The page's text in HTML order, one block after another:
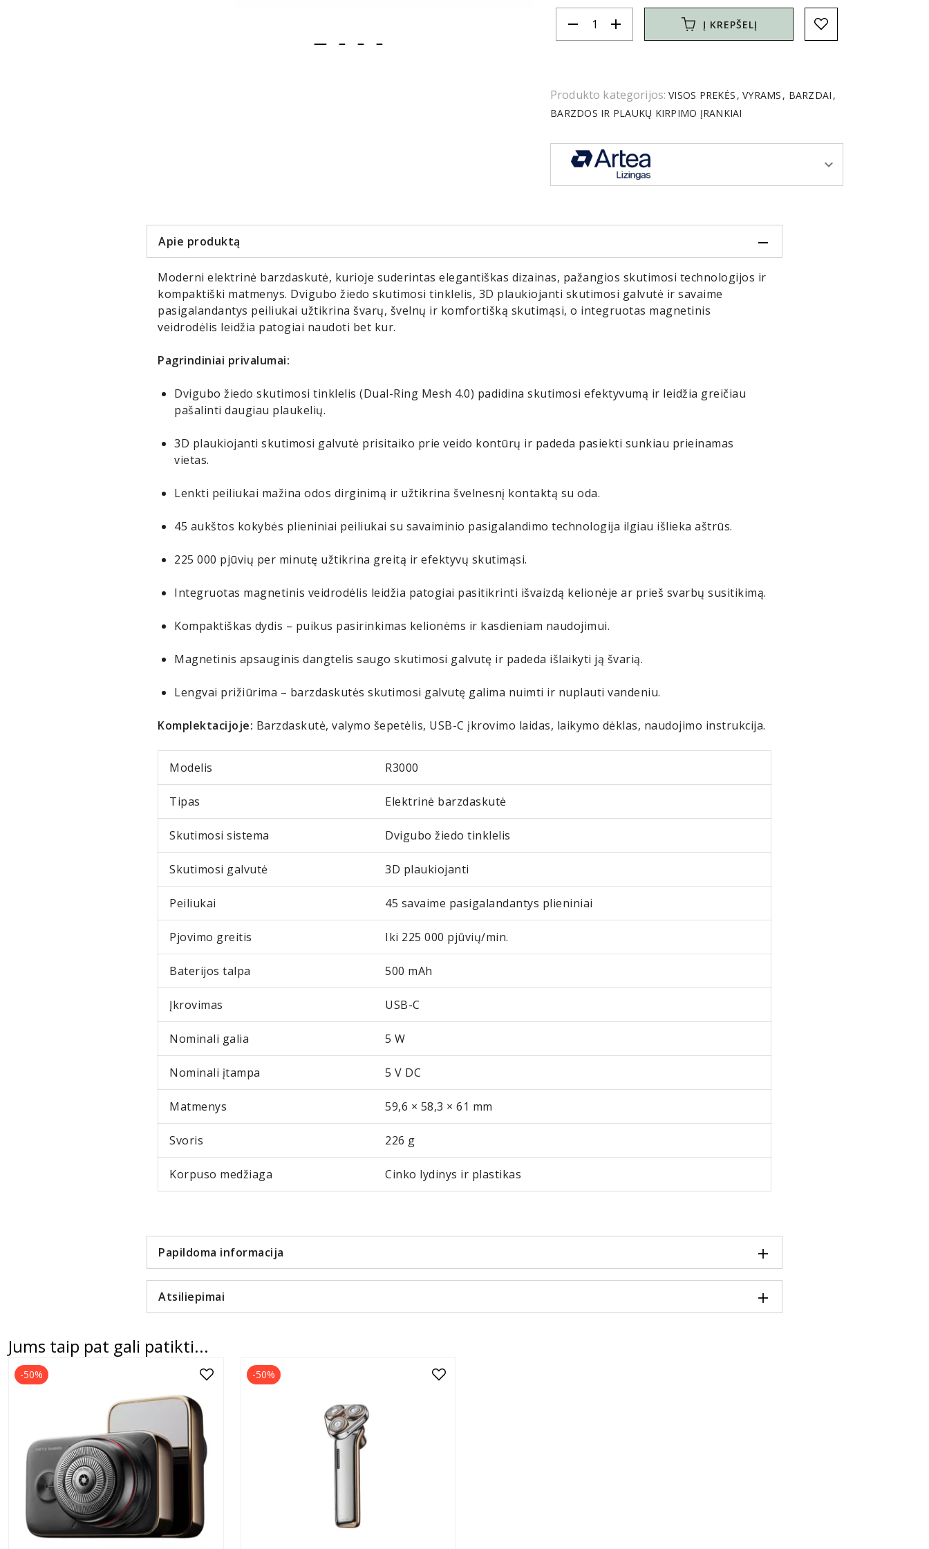
Produkto kategorijos: VISOS PREKĖS VYRAMS BARZDAI
BARZDOS IR PLAUKŲ KIRPIMO ĮRANKIAI
remove add Į KREPŠELĮ
Apie produktą
Moderni elektrinė barzdaskutė, kurioje suderintas elegantiškas dizainas, pažangios skutimosi technologijos ir
kompaktiški matmenys. Dvigubo žiedo skutimosi tinklelis, 3D plaukiojanti skutimosi galvutė ir savaime
pasigalandantys peiliukai užtikrina švarų, švelnų ir komfortišką skutimąsi, o integruotas magnetinis
veidrodėlis leidžia patogiai naudoti bet kur.
Pagrindiniai privalumai:
Dvigubo žiedo skutimosi tinklelis (Dual-Ring Mesh 4.0) padidina skutimosi efektyvumą ir leidžia greičiau
pašalinti daugiau plaukelių.
3D plaukiojanti skutimosi galvutė prisitaiko prie veido kontūrų ir padeda pasiekti sunkiau prieinamas
vietas.
Lenkti peiliukai mažina odos dirginimą ir užtikrina švelnesnį kontaktą su oda.
45 aukštos kokybės plieniniai peiliukai su savaiminio pasigalandimo technologija ilgiau išlieka aštrūs.
225 000 pjūvių per minutę užtikrina greitą ir efektyvų skutimąsi.
Integruotas magnetinis veidrodėlis leidžia patogiai pasitikrinti išvaizdą kelionėje ar prieš svarbų susitikimą.
Kompaktiškas dydis – puikus pasirinkimas kelionėms ir kasdieniam naudojimui.
Magnetinis apsauginis dangtelis saugo skutimosi galvutę ir padeda išlaikyti ją švarią.
Lengvai prižiūrima – barzdaskutės skutimosi galvutę galima nuimti ir nuplauti vandeniu.
Komplektacijoje: Barzdaskutė, valymo šepetėlis, USB-C įkrovimo laidas, laikymo dėklas, naudojimo instrukcija.
Modelis R3000
Tipas Elektrinė barzdaskutė
Skutimosi sistema Dvigubo žiedo tinklelis
Skutimosi galvutė 3D plaukiojanti
Peiliukai 45 savaime pasigalandantys plieniniai
Pjovimo greitis Iki 225 000 pjūvių/min.
Baterijos talpa 500 mAh
Įkrovimas USB-C
Nominali galia 5 W
Nominali įtampa 5 V DC
Matmenys 59,6 × 58,3 × 61 mm
Svoris 226 g
Korpuso medžiaga Cinko lydinys ir plastikas
Papildoma informacija
Atsiliepimai
Jums taip pat gali patikti...
-50% -50%